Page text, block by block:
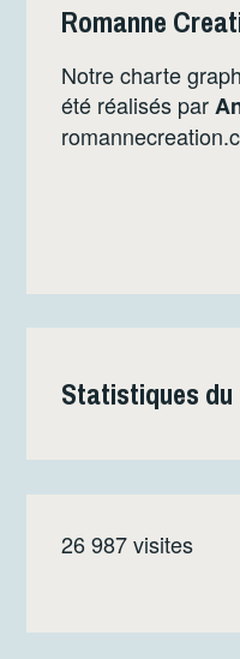
Romanne
Notre charte
été réalisés par
Statistiques du
26 987 visites